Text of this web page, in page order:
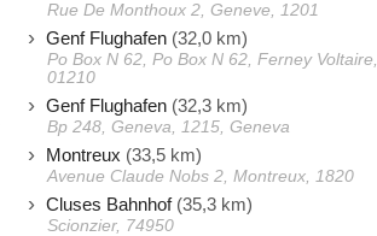
Rue De Monthoux 2, Geneve, 1201
Genf Flughafen (32,0 km)
Po Box N 62, Po Box N 62, Ferney Voltaire,
01210
Genf Flughafen (32,3 km)
Bp 248, Geneva, 1215, Geneva
Montreux (33,5 km)
Avenue Claude Nobs 2, Montreux, 1820
Cluses Bahnhof(35,3 km)
Scionzier, 74950